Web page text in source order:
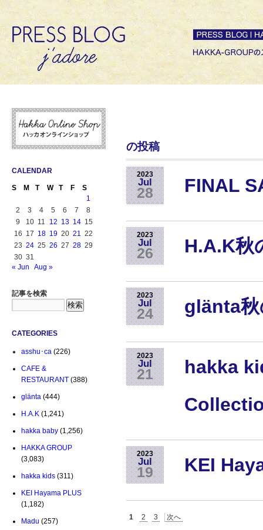
CALENDAR
S M T W T F
S
1
2
3 4 5 6 7
8
9
10 11 12 13 14 15
16 17 18 19 20 21 22
23 24 25 26 27 28 29
30 31
« Jun
Aug »
記事を検索
CATEGORIES
asshu･ca (226)
CAFE &
RESTAURANT (388)
glänta (444)
H.A.K (1,241)
hakka baby (1,256)
HAKKA GROUP
(3,083)
hakka kids (311)
KEI Hayama PLUS
(1,182)
Madu (257)
の投稿
2023
Jul
28 FINAL
2023
Jul
26 H.A.K秋
2023
Jul
24 glänta秋
2023
Jul
21
hakka
2023
Jul
19 KEI
1 2 3 次へ